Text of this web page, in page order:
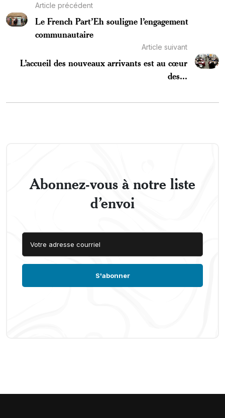
Article précédent
Le French Part’Eh souligne l’engagement
communautaire
Article suivant
L’accueil des nouveaux arrivants est au cœur
des...
Abonnez-vous à notre liste
d’envoi